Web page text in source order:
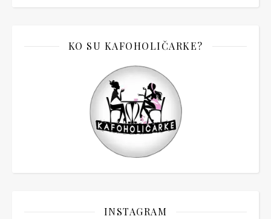
KO SU KAFOHOLIČARKE?
INSTAGRAM